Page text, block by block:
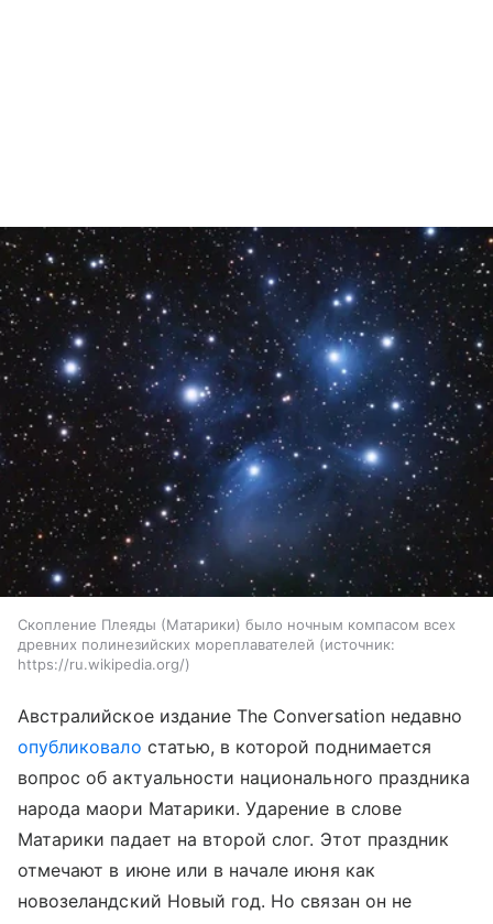
Скопление Плеяды (Матарики) было ночным компасом всех
древних полинезийских мореплавателей
источник:
https://ru.wikipedia.org/
Австралийское издание The Conversation недавно
опубликовало статью, в которой поднимается
вопрос об актуальности национального праздника
народа маори Матарики. Ударение в слове
Матарики падает на второй слог. Этот праздник
отмечают в июне или в начале июня как
новозеландский Новый год. Но связан он не